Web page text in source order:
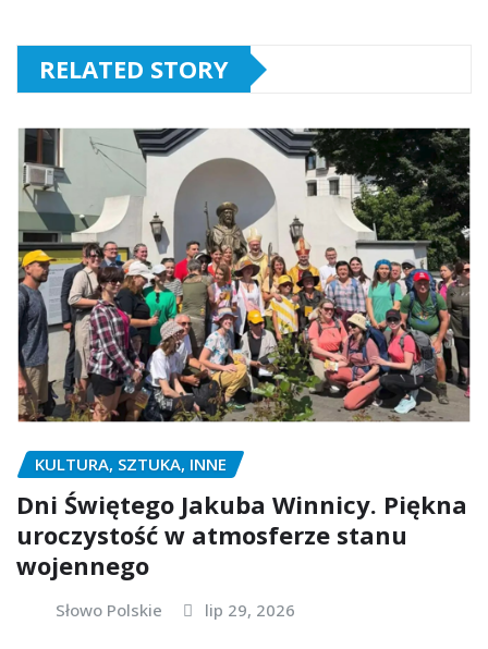
RELATED STORY
KULTURA, SZTUKA, INNE
Dni Świętego Jakuba Winnicy. Piękna
uroczystość w atmosferze stanu
wojennego
Słowo Polskie lip 29, 2026